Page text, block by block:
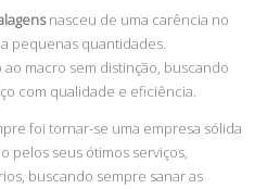
nasceu de uma carência no
pequenas quantidades.
macro sem distinção, buscando
com qualidade e eficiência.
foi tornar-se uma empresa sólida
pelos seus ótimos serviços,
buscando sempre sanar as